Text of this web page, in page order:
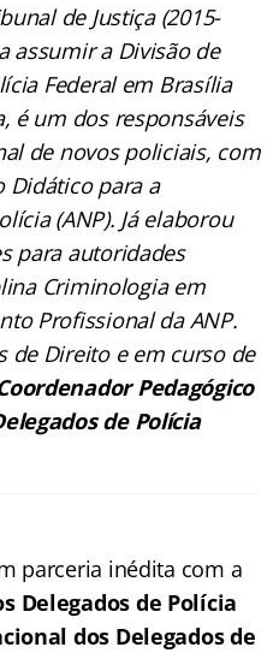
de Justiça (2015-
assumir a Divisão de
Federal em Brasília
é um dos responsáveis
de novos policiais, com
Didático para a
(ANP). Já elaborou
para autoridades
Criminologia em
Profissional da ANP.
de Direito e em curso de
Pedagógico
de Polícia
parceria inédita com a
Delegados de Polícia
dos Delegados de